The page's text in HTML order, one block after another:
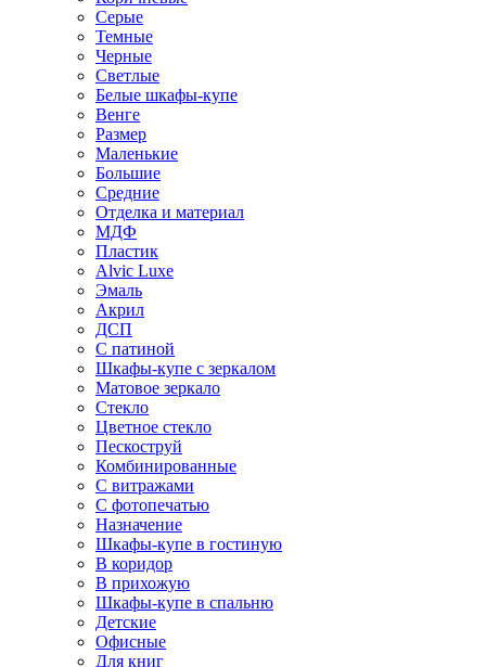
Серые
Темные
Черные
Светлые
Белые шкафы-купе
Венге
Размер
Маленькие
Большие
Средние
Отделка и материал
МДФ
Пластик
Alvic Luxe
Эмаль
Акрил
ДСП
С патиной
Шкафы-купе с зеркалом
Матовое зеркало
Стекло
Цветное стекло
Пескоструй
Комбинированные
С витражами
С фотопечатью
Назначение
Шкафы-купе в гостиную
В коридор
В прихожую
Шкафы-купе в спальню
Детские
Офисные
Для книг